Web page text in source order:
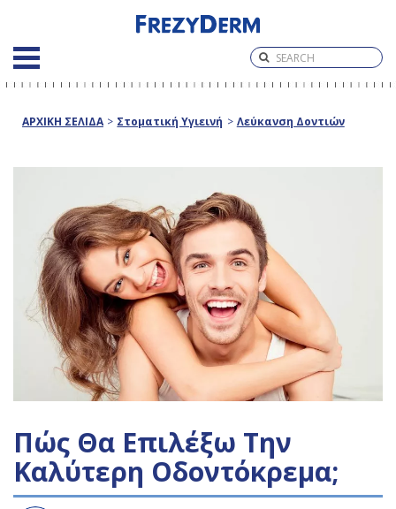
ΑΡΧΙΚΗ ΣΕΛΙΔΑ > Στοματική Υγιεινή > Λεύκανση Δοντιών
Πώς Θα Επιλέξω Την
Καλύτερη Οδοντόκρεμα;